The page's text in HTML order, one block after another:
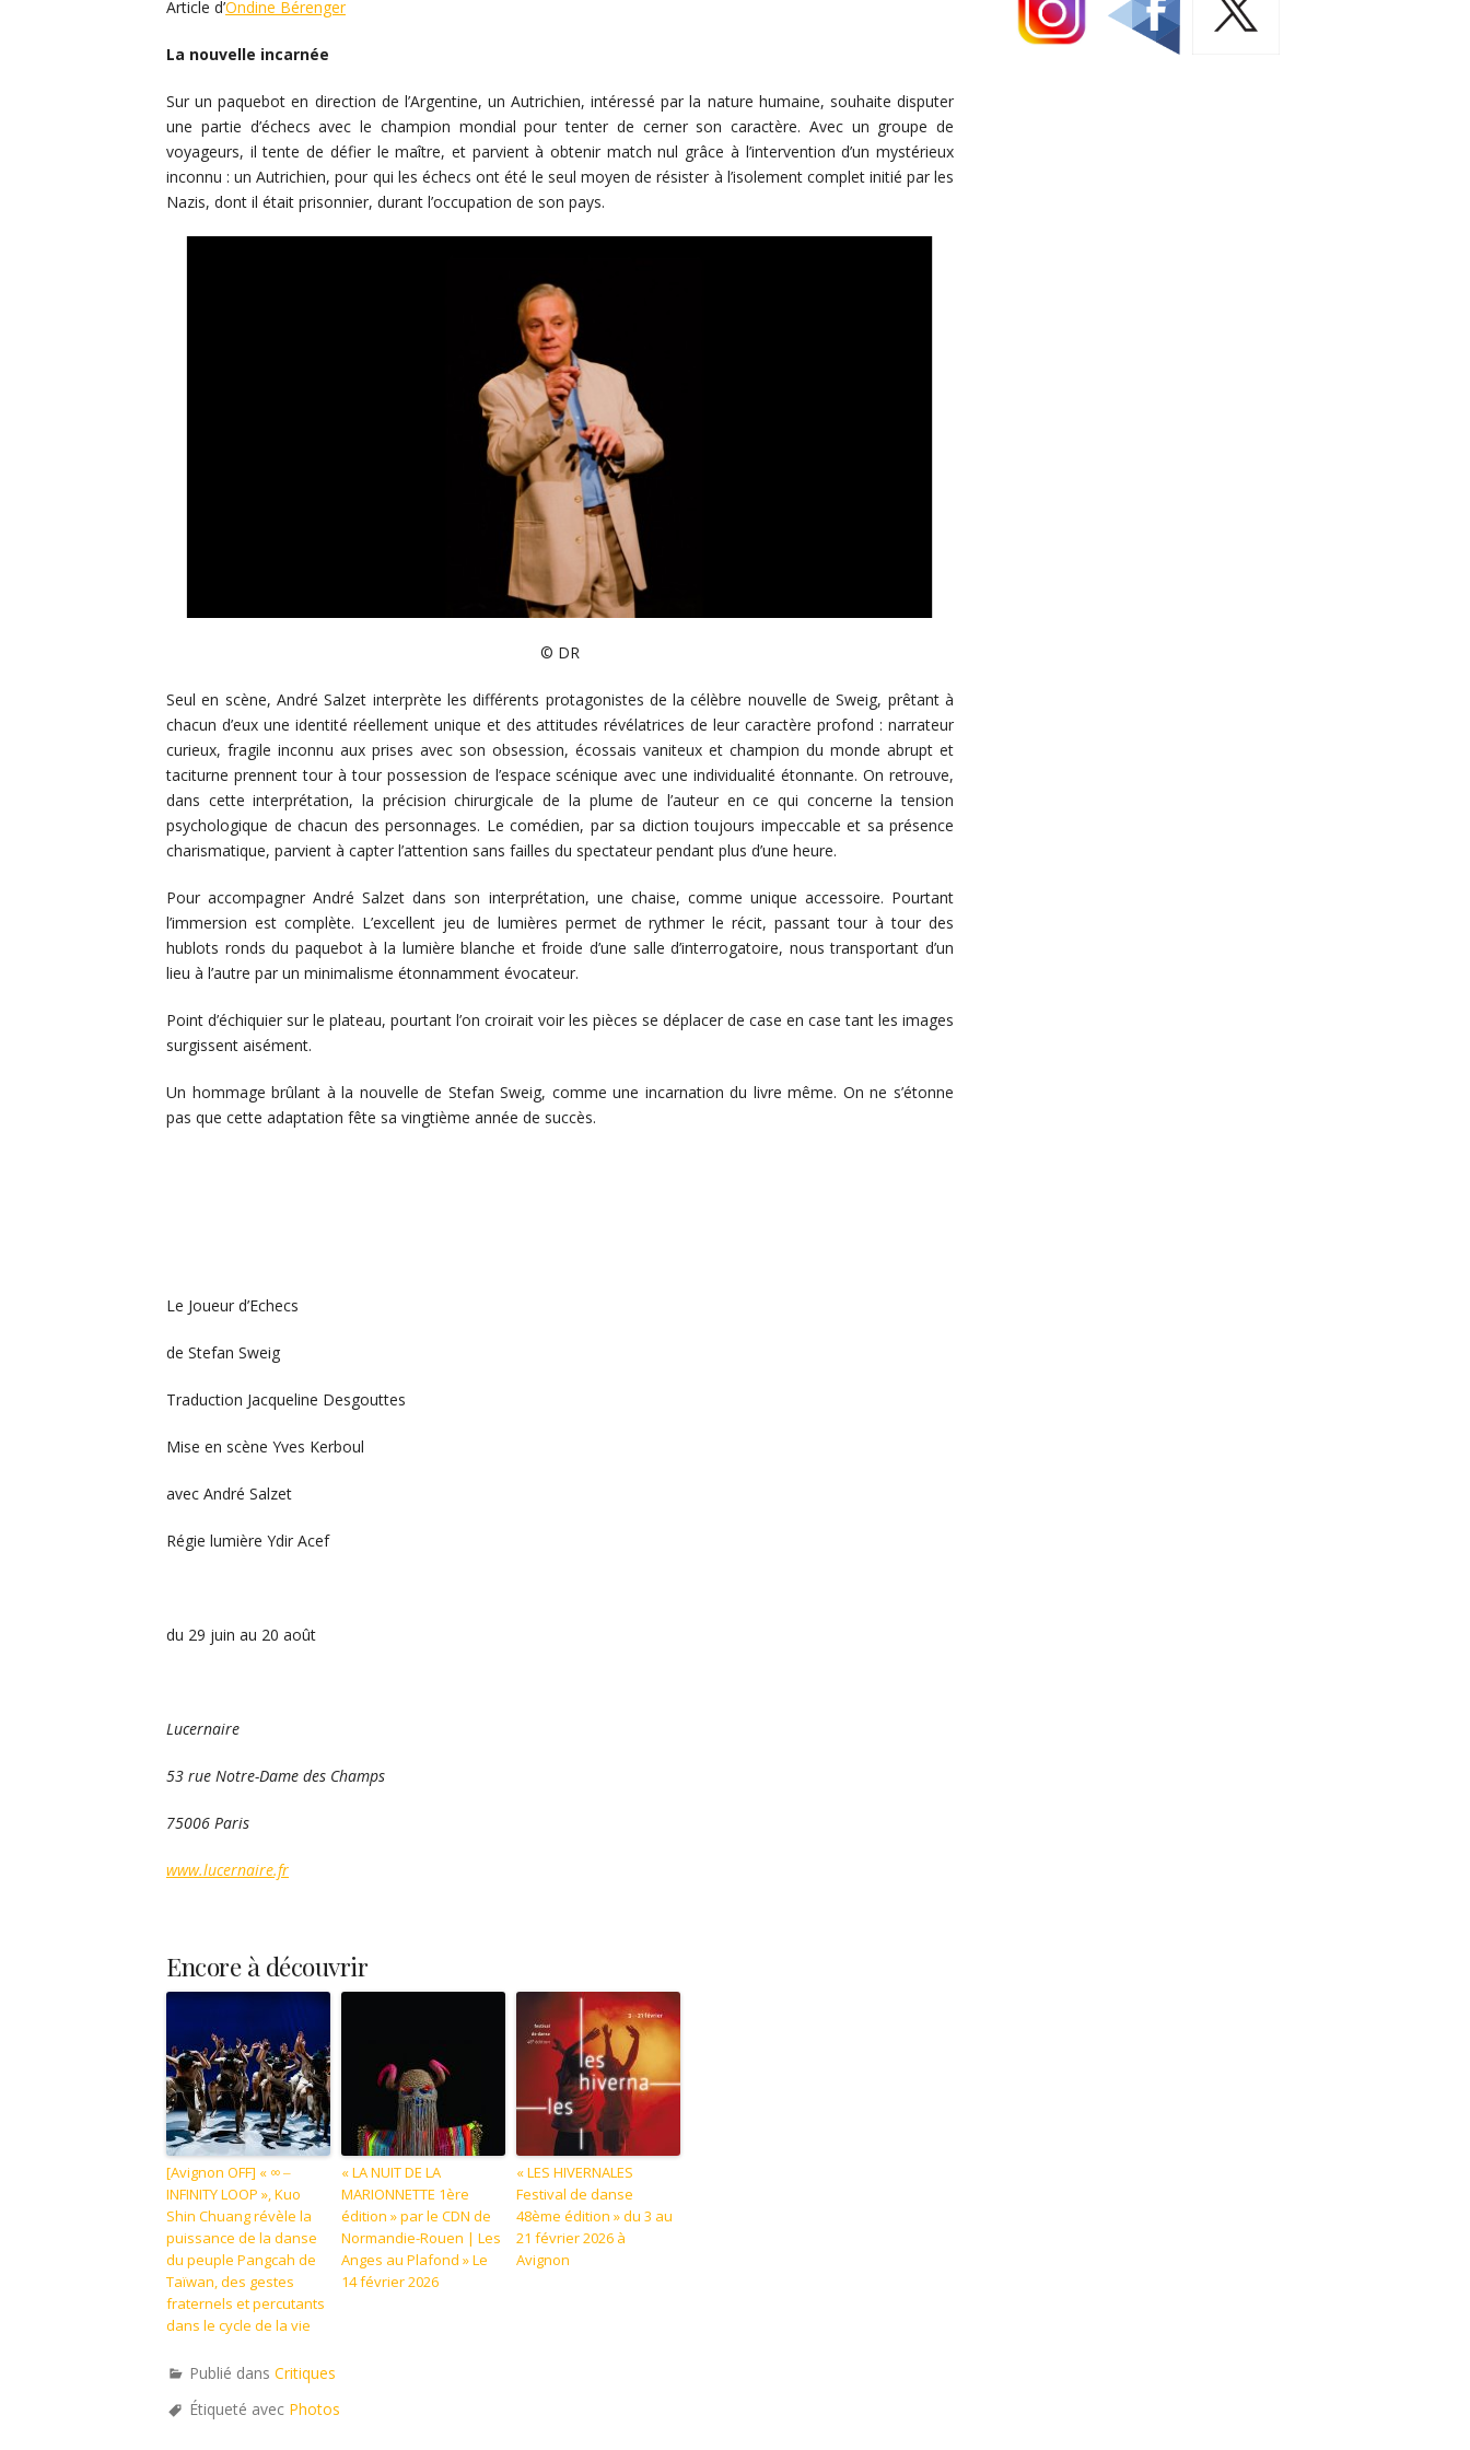
Article d’Ondine Bérenger
La nouvelle incarnée
Sur un paquebot en direction de l’Argentine, un Autrichien, intéressé par la nature humaine, souhaite disputer
une partie d’échecs avec le champion mondial pour tenter de cerner son caractère. Avec un groupe de
voyageurs, il tente de défier le maître, et parvient à obtenir match nul grâce à l’intervention d’un mystérieux
inconnu : un Autrichien, pour qui les échecs ont été le seul moyen de résister à l’isolement complet initié par les
Nazis, dont il était prisonnier, durant l’occupation de son pays.
© DR
Seul en scène, André Salzet interprète les différents protagonistes de la célèbre nouvelle de Sweig, prêtant à
chacun d’eux une identité réellement unique et des attitudes révélatrices de leur caractère profond : narrateur
curieux, fragile inconnu aux prises avec son obsession, écossais vaniteux et champion du monde abrupt et
taciturne prennent tour à tour possession de l’espace scénique avec une individualité étonnante. On retrouve,
dans cette interprétation, la précision chirurgicale de la plume de l’auteur en ce qui concerne la tension
psychologique de chacun des personnages. Le comédien, par sa diction toujours impeccable et sa présence
charismatique, parvient à capter l’attention sans failles du spectateur pendant plus d’une heure.
Pour accompagner André Salzet dans son interprétation, une chaise, comme unique accessoire. Pourtant
l’immersion est complète. L’excellent jeu de lumières permet de rythmer le récit, passant tour à tour des
hublots ronds du paquebot à la lumière blanche et froide d’une salle d’interrogatoire, nous transportant d’un
lieu à l’autre par un minimalisme étonnamment évocateur.
Point d’échiquier sur le plateau, pourtant l’on croirait voir les pièces se déplacer de case en case tant les images
surgissent aisément.
Un hommage brûlant à la nouvelle de Stefan Sweig, comme une incarnation du livre même. On ne s’étonne
pas que cette adaptation fête sa vingtième année de succès.
Le Joueur d’Echecs
de Stefan Sweig
Traduction Jacqueline Desgouttes
Mise en scène Yves Kerboul
avec André Salzet
Régie lumière Ydir Acef
du 29 juin au 20 août
Lucernaire
53 rue Notre-Dame des Champs
75006 Paris
www.lucernaire.fr
Encore à découvrir
[Avignon OFF] « ∞ ‒
INFINITY LOOP », Kuo
Shin Chuang révèle la
puissance de la danse
du peuple Pangcah de
Taïwan, des gestes
fraternels et percutants
dans le cycle de la vie
« LA NUIT DE LA
MARIONNETTE 1ère
édition » par le CDN de
Normandie-Rouen | Les
Anges au Plafond » Le
14 février 2026
« LES HIVERNALES
Festival de danse
48ème édition » du 3 au
21 février 2026 à
Avignon
Publié dans Critiques
Étiqueté avec Photos